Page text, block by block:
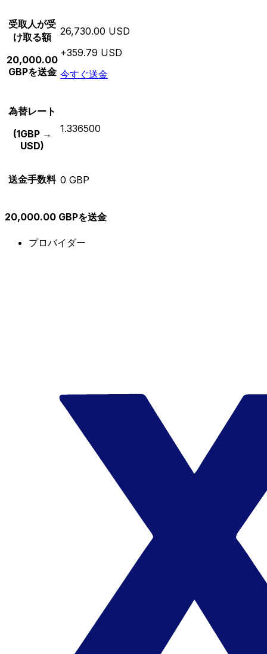
受取人が受
け取る額
20,000.00
GBPを送金
26,730.00 USD
+359.79 USD
今すぐ送金
為替レート
(1GBP →
USD)
1.336500
送金手数料 0 GBP
20,000.00 GBPを送金
プロバイダー